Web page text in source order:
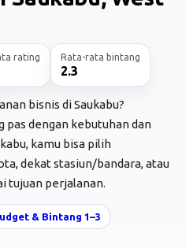
rating Rata-rata bintang
2.3
bisnis di Saukabu?
pas dengan kebutuhan dan
kamu bisa pilih
dekat stasiun/bandara, atau
tujuan perjalanan.
& Bintang 1–3